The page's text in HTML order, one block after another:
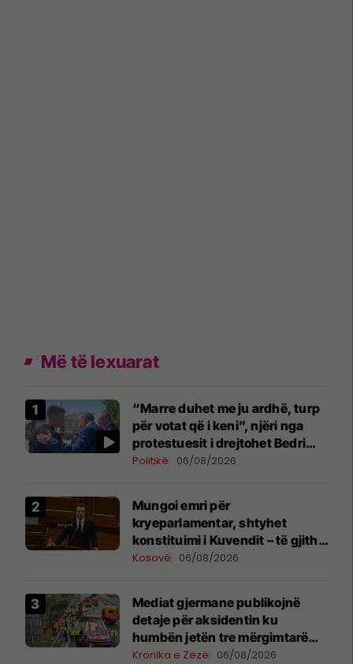
Më të lexuarat
“Marre duhet me ju ardhë, turp
për votat që i keni”, njëri nga
protestuesit i drejtohet Bedri
Hamzës
Politikë 06/08/2026
Mungoi emri për
kryeparlamentar, shtyhet
konstituimi i Kuvendit – të gjitha
detajet
Kosovë 06/08/2026
Mediat gjermane publikojnë
detaje për aksidentin ku
humbën jetën tre mërgimtarë
nga Komogllava e Ferizajt
Kronika e Zezë 06/08/2026